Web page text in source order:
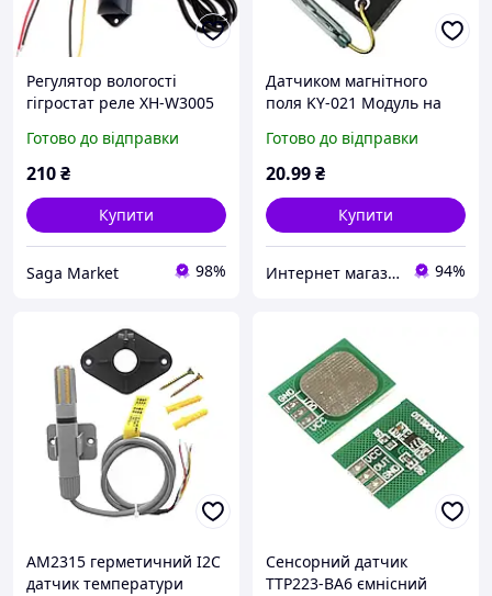
Регулятор вологості
гігростат реле XH-W3005
Готово до відправки
210₴
Купити
Saga Market 98%
Датчиком магнітного
поля KY-021 Модуль на
Готово до відправки
20.99₴
Купити
Интернет магазин "E-To4Ka" 94%
AM2315 герметичний I2C
датчик температури
Сенсорний датчик
TTP223-BA6 ємнісний